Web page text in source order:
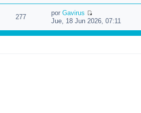
277
porGavirus
Jue, 18 Jun 2026, 07:11